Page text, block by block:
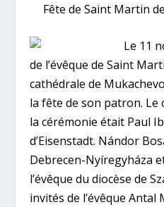
Fête de Saint Martin
Le 11
de l’évêque de Saint
cathédrale de
la fête de son patron. Le
la cérémonie était Paul
d’Eisenstadt. Nándor
Debrecen-Nyíregyháza
l’évêque du diocèse de
invités de l’évêque Antal